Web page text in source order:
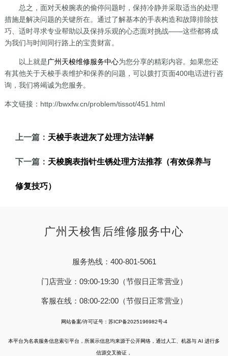
总之，面对天梭腕表的偷停问题时，保持冷静并采取适当的处理
措施是解决问题的关键所在。通过了解基本的手表构造和故障排除技
巧、适时寻求专业帮助以及保持乐观的心态面对挑战——这些都将成
为我们与时间同行路上的宝贵财富。
以上就是广州天梭维修服务中心为您分享的精彩内容。如果您还
有其他关于天梭手表维护和保养的问题，可以拨打页面400电话进行咨
询，我们将竭诚为您服务。
本文链接：http://bwxfw.cn/problem/tissot/451.html
上一篇： 天梭手表进灰了处理方法详解
下一篇： 天梭腕表指针生锈处理方法推荐（有效保养与
修复技巧）
广州天梭售后维修服务中心
服务热线：400-801-5061
门店营业：09:00-19:30（节假日正常营业）
客服在线：08:00-22:00（节假日正常营业）
网站备案/许可证号：苏ICP备2025196982号-4
本平台为名表服务信息索引平台，所展示信息均来源于公开网络，通过人工、机器与 AI 进行多
信源交叉验证，